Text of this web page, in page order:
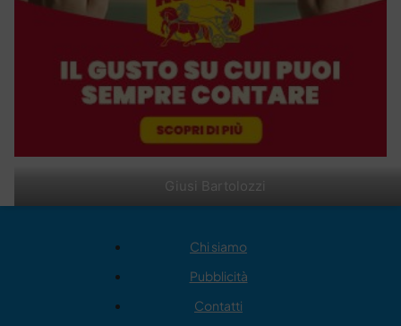
Giusi Bartolozzi
Chi siamo
Pubblicità
Contatti